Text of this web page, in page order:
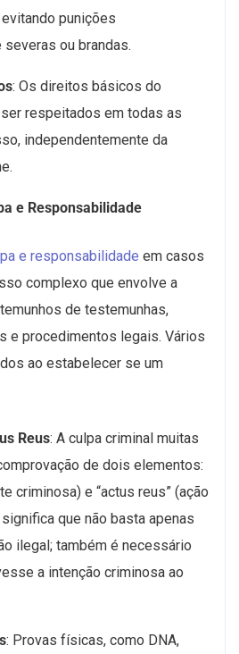
punições
ou brandas.
: Os direitos básicos do
respeitados em todas as
independentemente da
e Responsabilidade
e responsabilidade em casos
complexo que envolve a
de testemunhas,
e procedimentos legais. Vários
ao estabelecer se um
Reus: A culpa criminal muitas
de dois elementos:
criminosa) e “actus reus” (ação
que não basta apenas
ilegal; também é necessário
a intenção criminosa ao
: Provas físicas, como DNA,